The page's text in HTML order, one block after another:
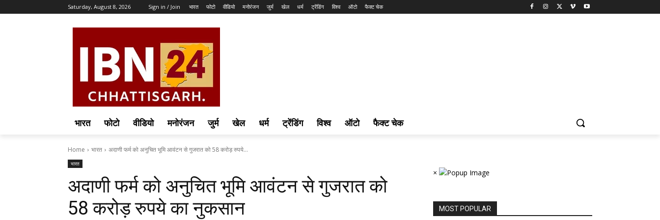
Saturday, August 8, 2026 Sign in / Join भारत फोटो वीडियो मनोरंजन जुर्म खेल धर्म ट्रेंडिंग विश्व ऑटो फैक्ट चेक
भारत फोटो वीडियो मनोरंजन जुर्म खेल धर्म ट्रेंडिंग विश्व ऑटो फैक्ट चेक
Home भारत अदाणी फर्म को अनुचित भूमि आवंटन से गुजरात को 58 करोड़ रुपये...
भारत
अदाणी फर्म को अनुचित भूमि आवंटन से गुजरात को
58 करोड़ रुपये का नुकसान
×
MOST POPULAR